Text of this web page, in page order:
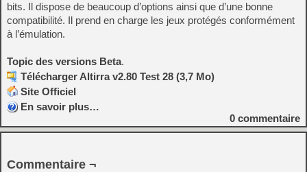
bits. Il dispose de beaucoup d’options ainsi que d’une bonne
compatibilité. Il prend en charge les jeux protégés conformément
à l’émulation.
Topic des versions Beta.
Télécharger Altirra v2.80 Test 28 (3,7 Mo)
Site Officiel
En savoir plus…
0 commentaire
Commentaire ¬